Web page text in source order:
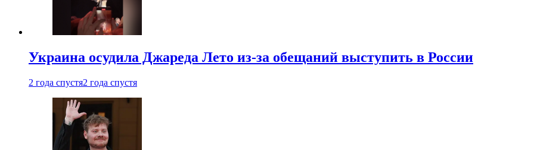
Украина осудила Джареда Лето из-за обещаний выступить в России
2 года спустя2 года спустя